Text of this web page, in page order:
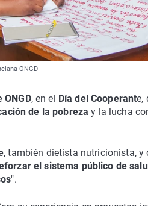
ONGD
, en el Día del Cooperante,
de la pobreza y la lucha
, también dietista nutricionista, y
el sistema público de
".